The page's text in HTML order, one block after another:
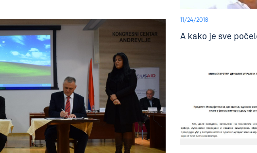
11/24/2018
A kako je sve